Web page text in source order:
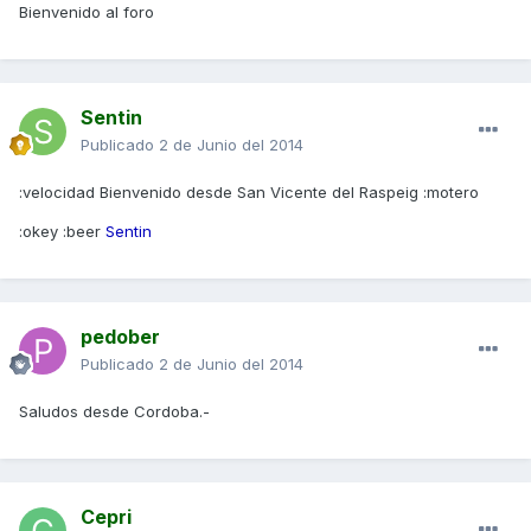
Bienvenido al foro
Sentin
Publicado 2 de Junio del 2014
:velocidad Bienvenido desde San Vicente del Raspeig :motero
:okey :beer Sentin
pedober
Publicado 2 de Junio del 2014
Saludos desde Cordoba.-
Cepri